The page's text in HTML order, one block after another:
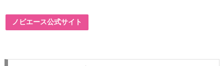
ノビエース公式サイト